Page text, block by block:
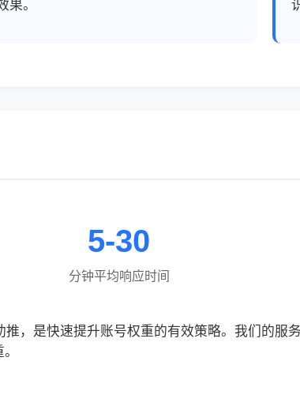
果。
5-30
分钟平均响应时间
，是快速提升账号权重的有效策略。我们的服